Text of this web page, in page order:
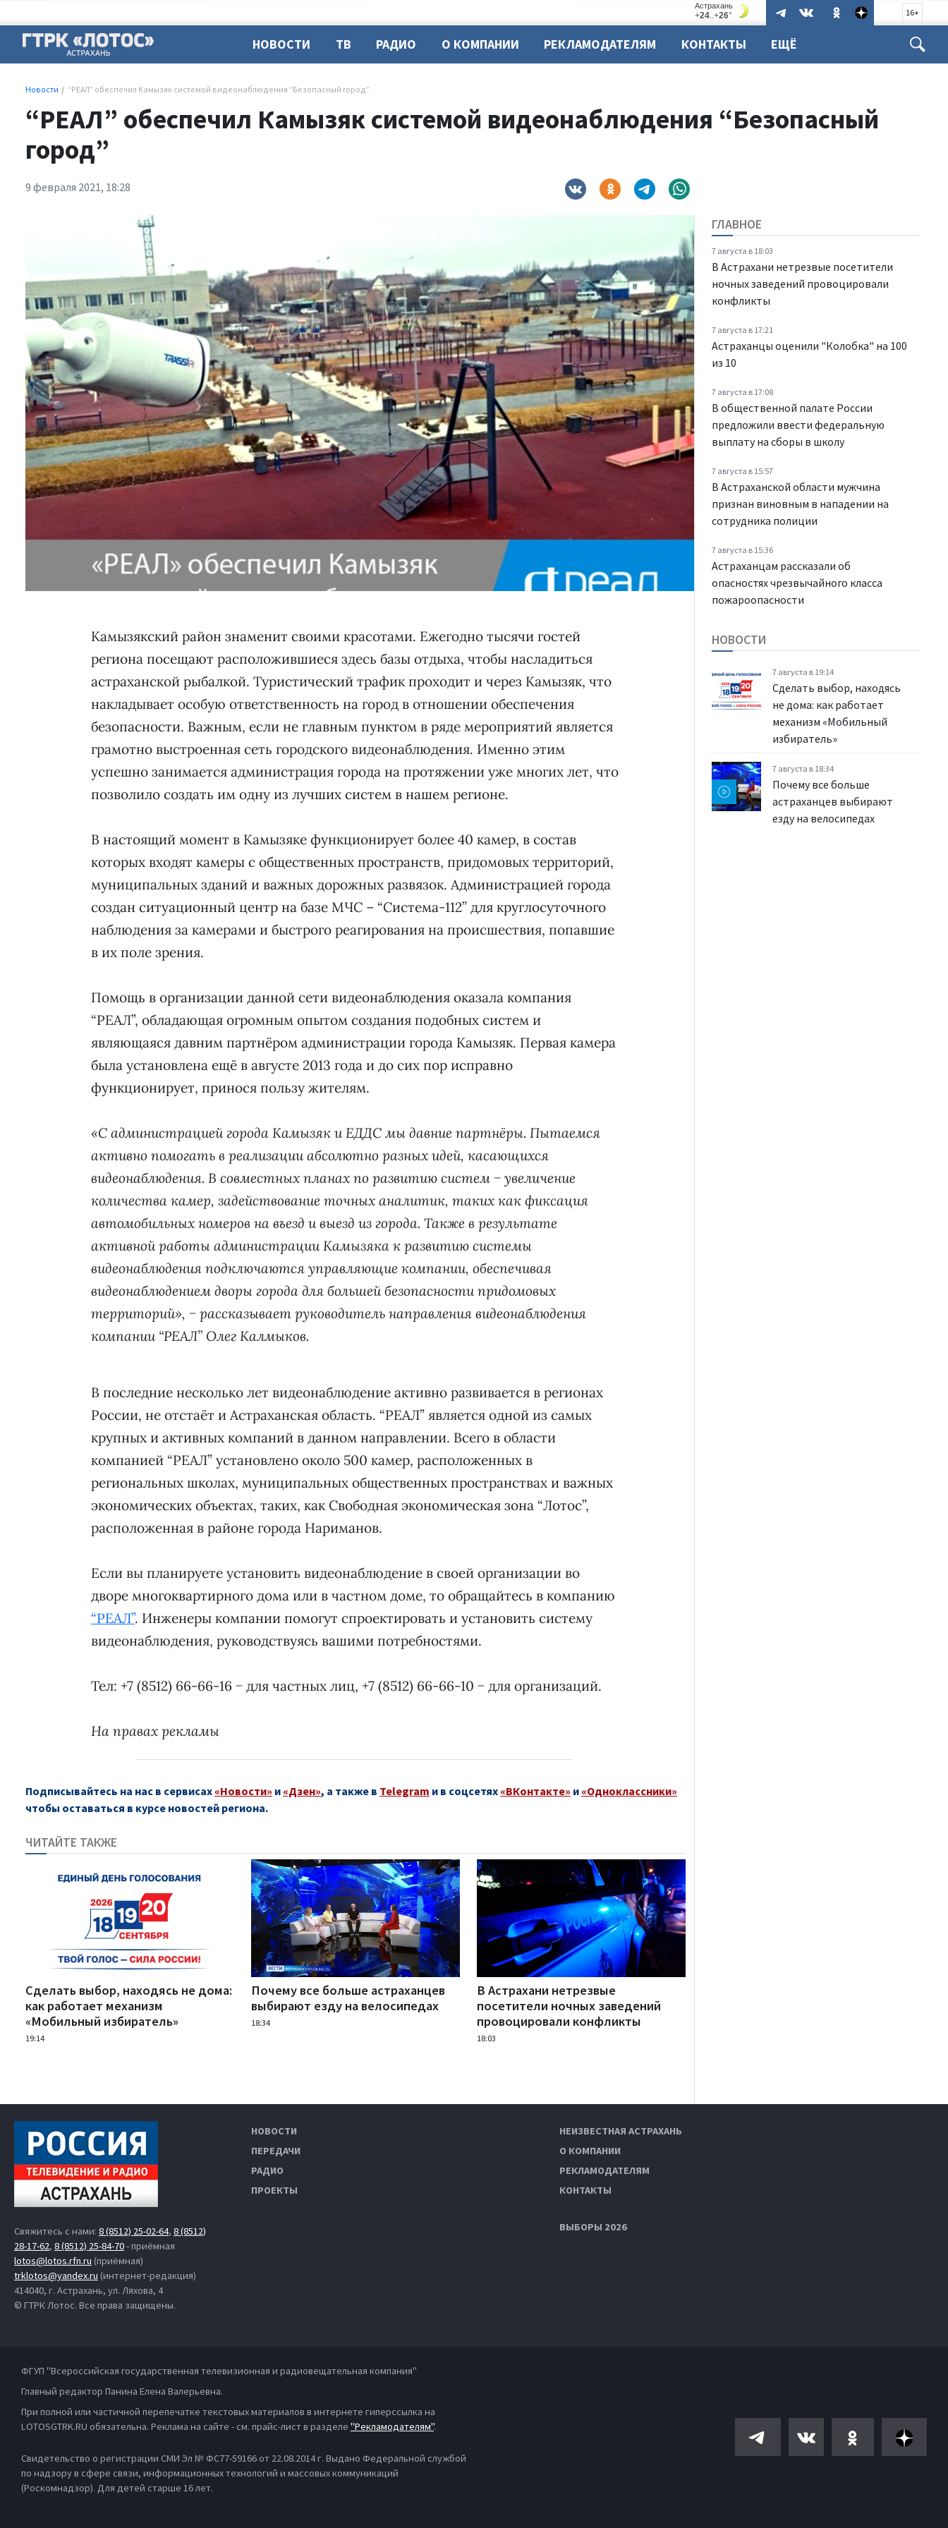
16+
НОВОСТИ ТВ РАДИО О КОМПАНИИ РЕКЛАМОДАТЕЛЯМ КОНТАКТЫ ЕЩЁ
Новости “РЕАЛ” обеспечил Камызяк системой видеонаблюдения “Безопасный город”
“РЕАЛ” обеспечил Камызяк системой видеонаблюдения “Безопасный
город”
9 февраля 2021, 18:28
ГЛАВНОЕ
7 августа в 18:03
В Астрахани нетрезвые посетители
ночных заведений провоцировали
конфликты
7 августа в 17:21
Астраханцы оценили "Колобка" на 100
из 10
7 августа в 17:08
В общественной палате России
предложили ввести федеральную
выплату на сборы в школу
7 августа в 15:57
В Астраханской области мужчина
признан виновным в нападении на
сотрудника полиции
7 августа в 15:36
Астраханцам рассказали об
опасностях чрезвычайного класса
пожароопасности
Камызякский район знаменит своими красотами. Ежегодно тысячи гостей
региона посещают расположившиеся здесь базы отдыха, чтобы насладиться
астраханской рыбалкой. Туристический трафик проходит и через Камызяк, что
накладывает особую ответственность на город в отношении обеспечения
безопасности. Важным, если не главным пунктом в ряде мероприятий является
грамотно выстроенная сеть городского видеонаблюдения. Именно этим
успешно занимается администрация города на протяжении уже многих лет, что
позволило создать им одну из лучших систем в нашем регионе.
В настоящий момент в Камызяке функционирует более 40 камер, в состав
которых входят камеры с общественных пространств, придомовых территорий,
муниципальных зданий и важных дорожных развязок. Администрацией города
создан ситуационный центр на базе МЧС – “Система-112” для круглосуточного
наблюдения за камерами и быстрого реагирования на происшествия, попавшие
в их поле зрения.
Помощь в организации данной сети видеонаблюдения оказала компания
“РЕАЛ”, обладающая огромным опытом создания подобных систем и
являющаяся давним партнёром администрации города Камызяк. Первая камера
была установлена ещё в августе 2013 года и до сих пор исправно
функционирует, принося пользу жителям.
«С администрацией города Камызяк и ЕДДС мы давние партнёры. Пытаемся
активно помогать в реализации абсолютно разных идей, касающихся
видеонаблюдения. В совместных планах по развитию систем − увеличение
количества камер, задействование точных аналитик, таких как фиксация
автомобильных номеров на въезд и выезд из города. Также в результате
активной работы администрации Камызяка к развитию системы
видеонаблюдения подключаются управляющие компании, обеспечивая
видеонаблюдением дворы города для большей безопасности придомовых
территорий», − рассказывает руководитель направления видеонаблюдения
компании “РЕАЛ” Олег Калмыков.
В последние несколько лет видеонаблюдение активно развивается в регионах
России, не отстаёт и Астраханская область. “РЕАЛ” является одной из самых
крупных и активных компаний в данном направлении. Всего в области
компанией “РЕАЛ” установлено около 500 камер, расположенных в
региональных школах, муниципальных общественных пространствах и важных
экономических объектах, таких, как Свободная экономическая зона “Лотос”,
расположенная в районе города Нариманов.
Если вы планируете установить видеонаблюдение в своей организации во
дворе многоквартирного дома или в частном доме, то обращайтесь в компанию
“РЕАЛ”. Инженеры компании помогут спроектировать и установить систему
видеонаблюдения, руководствуясь вашими потребностями.
Тел: +7 (8512) 66-66-16 − для частных лиц, +7 (8512) 66-66-10 − для организаций.
На правах рекламы
Подписывайтесь на нас в сервисах «Новости» и «Дзен», а также в Telegram и в соцсетях «ВКонтакте» и «Одноклассники»
чтобы оставаться в курсе новостей региона.
ЧИТАЙТЕ ТАКЖЕ
Сделать выбор, находясь не дома:
как работает механизм
«Мобильный избиратель»
19:14
Почему все больше астраханцев
выбирают езду на велосипедах
18:34
В Астрахани нетрезвые
посетители ночных заведений
провоцировали конфликты
18:03
НОВОСТИ
7 августа в 19:14
Сделать выбор, находясь
не дома: как работает
механизм «Мобильный
избиратель»
7 августа в 18:34
Почему все больше
астраханцев выбирают
езду на велосипедах
Свяжитесь с нами: 8 (8512) 25-02-64, 8 (8512)
28-17-62, 8 (8512) 25-84-70- приёмная
lotos@lotos.rfn.ru (приёмная)
trklotos@yandex.ru (интернет-редакция)
414040, г. Астрахань, ул. Ляхова, 4
© ГТРК Лотос. Все права защищены.
НОВОСТИ
ПЕРЕДАЧИ
РАДИО
ПРОЕКТЫ
НЕИЗВЕСТНАЯ АСТРАХАНЬ
О КОМПАНИИ
РЕКЛАМОДАТЕЛЯМ
КОНТАКТЫ
ВЫБОРЫ 2026
ФГУП "Всероссийская государственная телевизионная и радиовещательная компания"
Главный редактор Панина Елена Валерьевна.
При полной или частичной перепечатке текстовых материалов в интернете гиперссылка на
LOTOSGTRK.RU обязательна. Реклама на сайте - см. прайс-лист в разделе "Рекламодателям".
Свидетельство о регистрации СМИ Эл № ФС77-59166 от 22.08.2014 г. Выдано Федеральной службой
по надзору в сфере связи, информационных технологий и массовых коммуникаций
(Роскомнадзор). Для детей старше 16 лет.